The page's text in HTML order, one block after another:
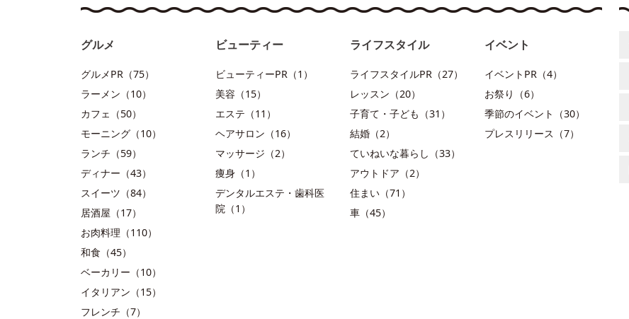
グルメ
グルメPR（75）
ラーメン（10）
カフェ（50）
モーニング（10）
ランチ（59）
ディナー（43）
スイーツ（84）
居酒屋（17）
お肉料理（110）
和食（45）
ベーカリー（10）
イタリアン（15）
フレンチ（7）
ビューティー
ビューティーPR（1）
美容（15）
エステ（11）
ヘアサロン（16）
マッサージ（2）
痩身（1）
デンタルエステ・歯科医
院（1）
ライフスタイル
ライフスタイルPR（27）
レッスン（20）
子育て・子ども（31）
結婚（2）
ていねいな暮らし（33）
アウトドア（2）
住まい（71）
車（45）
イベント
イベントPR（4）
お祭り（6）
季節のイベント（30）
プレスリリース（7）